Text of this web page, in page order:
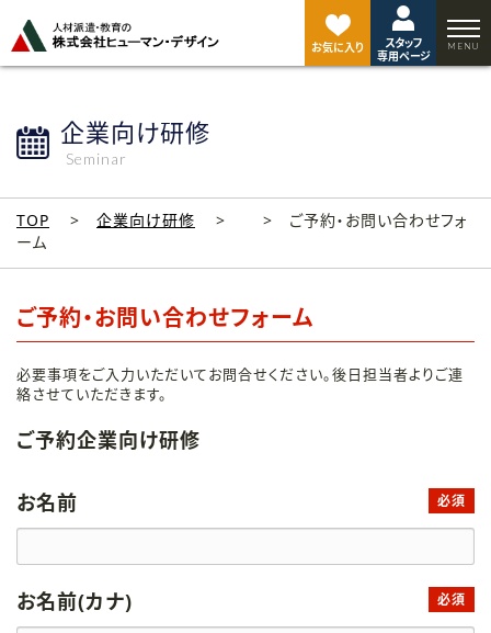
お気に入り
スタッフ
専用ページ
企業向け研修
Seminar
TOP 企業向け研修
ご予約・お問い合わせフォ
ーム
ご予約・お問い合わせフォーム
必要事項をご入力いただいてお問合せください。後日担当者よりご連
絡させていただきます。
ご予約企業向け研修
お名前 必須
お名前(カナ) 必須
ジ
ト